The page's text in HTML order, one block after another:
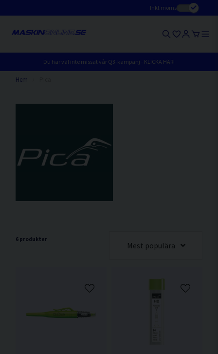
Inkl.moms
Du har väl inte missat vår Q3-kampanj - KLICKA HÄR!
Hem
6 produkter
Mest populära